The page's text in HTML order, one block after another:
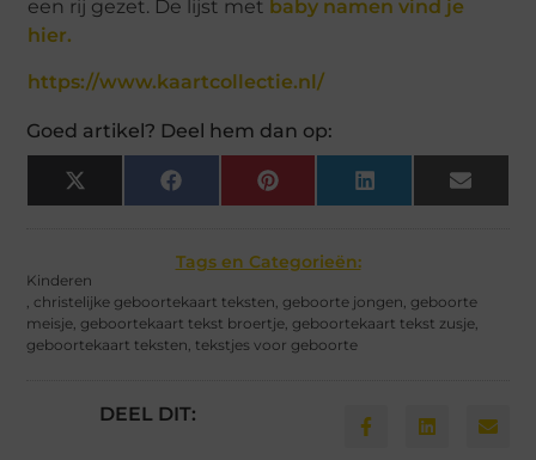
een rij gezet. De lijst met baby namen vind je
hier.
https://www.kaartcollectie.nl/
Goed artikel? Deel hem dan op:
X
(Twitter)
Facebook Pinterest LinkedIn Email
Tags en Categorieën:
Kinderen
, christelijke geboortekaart teksten,geboorte jongen,geboorte
meisje,geboortekaart tekst broertje,geboortekaart tekst zusje,
geboortekaart teksten, tekstjes voor geboorte
DEEL DIT: